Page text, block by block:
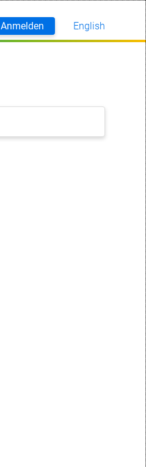
Anmelden
Deutsch
English